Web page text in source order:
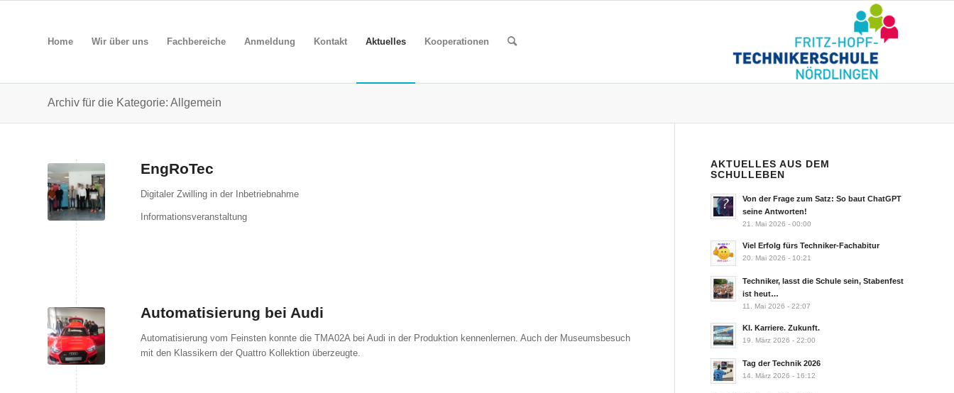
Home Wir über uns Fachbereiche Anmeldung Kontakt Aktuelles Kooperationen
Archiv für die Kategorie: Allgemein
EngRoTec
Digitaler Zwilling in der Inbetriebnahme
Informationsveranstaltung
Automatisierung bei Audi
Automatisierung vom Feinsten konnte die TMA02A bei Audi in der Produktion kennenlernen. Auch der Museumsbesuch
mit den Klassikern der Quattro Kollektion überzeugte.
AKTUELLES AUS DEM
SCHULLEBEN
Von der Frage zum Satz: So baut ChatGPT
seine Antworten!
21. Mai 2026 - 00:00
Viel Erfolg fürs Techniker-Fachabitur
20. Mai 2026 - 10:21
Techniker, lasst die Schule sein, Stabenfest
ist heut…
11. Mai 2026 - 22:07
KI. Karriere. Zukunft.
19. März 2026 - 22:00
Tag der Technik 2026
14. März 2026 - 16:12